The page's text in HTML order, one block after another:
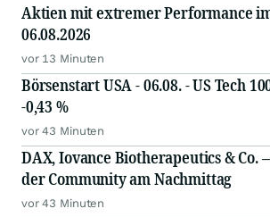
Aktien mit extremer Performance
06.08.2026
vor 13 Minuten
Börsenstart USA - 06.08. - US Tech
-0,43 %
vor 43 Minuten
DAX, Iovance Biotherapeutics & Co.
der Community am Nachmittag
vor 43 Minuten